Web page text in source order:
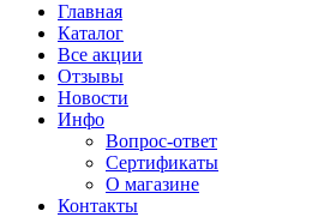
Главная
Каталог
Все акции
Отзывы
Новости
Инфо
Вопрос-ответ
Сертификаты
О магазине
Контакты